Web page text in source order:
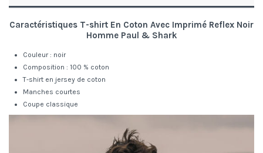
Caractéristiques T-shirt En Coton Avec Imprimé Reflex Noir
HommePaul & Shark
Couleur : noir
Composition : 100 % coton
T-shirt en jersey de coton
Manches courtes
Coupe classique